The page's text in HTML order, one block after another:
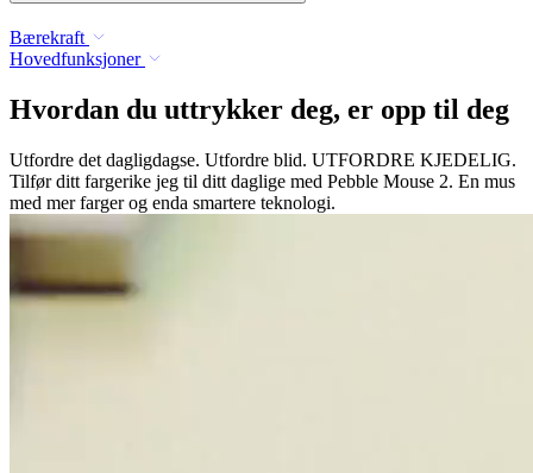
Bærekraft
Hovedfunksjoner
Hvordan du uttrykker deg, er opp til deg
Utfordre det dagligdagse. Utfordre blid. UTFORDRE KJEDELIG.
Tilfør ditt fargerike jeg til ditt daglige med Pebble Mouse 2. En mus
med mer farger og enda smartere teknologi.